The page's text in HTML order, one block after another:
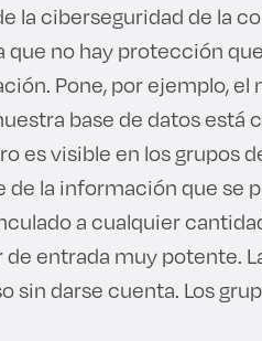
la ciberseguridad de la
no hay protección
Pone, por ejemplo, el
base de datos está
es visible en los grupos
la información que se
a cualquier
entrada muy potente.
darse cuenta. Los